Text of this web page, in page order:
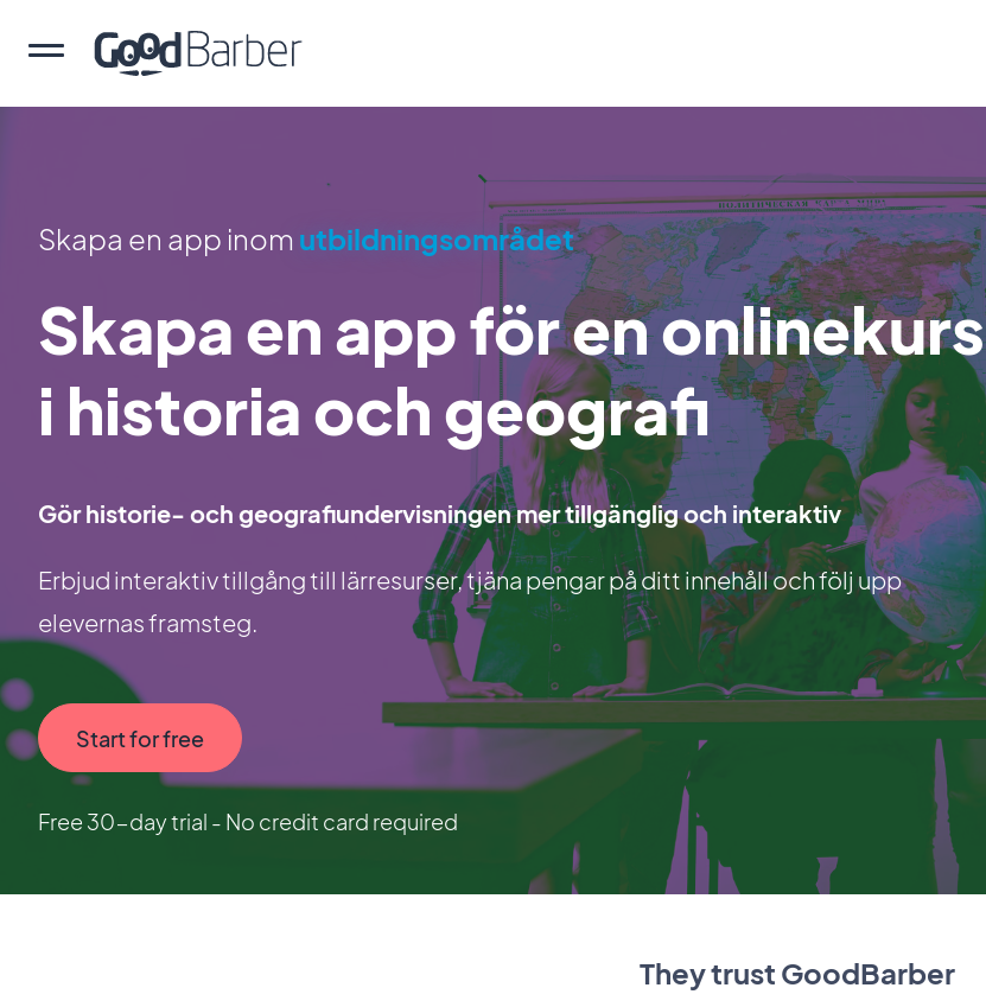
Skapa en app inom utbildningsområdet
Skapa en app för en onlinekurs
i historia och geografi
Gör historie- och geografiundervisningen mer tillgänglig och interaktiv
Erbjud interaktiv tillgång till lärresurser, tjäna pengar på ditt innehåll och följ upp
elevernas framsteg.
Start for free
Free 30-day trial - No credit card required
They trust GoodBarber